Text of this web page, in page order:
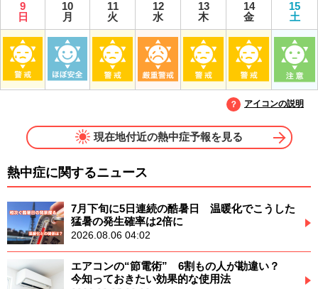
9
日
10
月
11
火
12
水
13
木
14
金
15
土
アイコンの説明
現在地付近の熱中症予報を見る
熱中症に関するニュース
7月下旬に5日連続の酷暑日 温暖化でこうした
猛暑の発生確率は2倍に
2026.08.06 04:02
エアコンの“節電術” 6割もの人が勘違い？
今知っておきたい効果的な使用法